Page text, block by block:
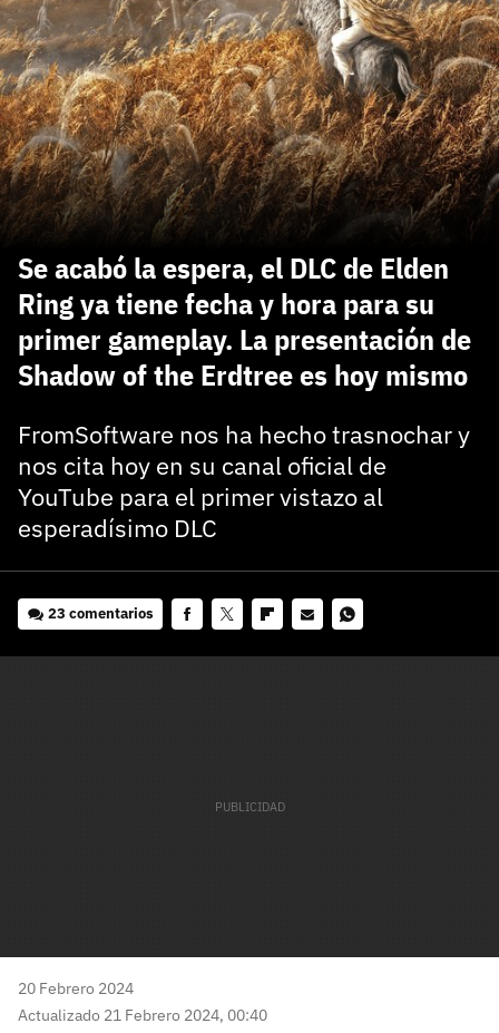
Se acabó la espera, el DLC de Elden
Ring ya tiene fecha y hora para su
primer gameplay. La presentación de
Shadow of the Erdtree es hoy mismo
FromSoftware nos ha hecho trasnochar y
nos cita hoy en su canal oficial de
YouTube para el primer vistazo al
esperadísimo DLC
23 comentarios
20 Febrero 2024
Actualizado 21 Febrero 2024, 00:40
¿Todavía no tienes cuenta?
Regístrate gratis
El inicio de sesión con Facebook ya no está
disponible, pero puedes seguir usando tu cuenta
de 3DJuegos:
Recupera tu acceso con Facebook
carácter inicial), pero no mayúsculas, espacios, tildes
o caracteres especiales.
He leído y acepto lapolitica de privacidad y
de participación
Registrarse en 3DJuegos
Entra con Google
¿Ya tienes cuenta?
Entra en 3DJuegos